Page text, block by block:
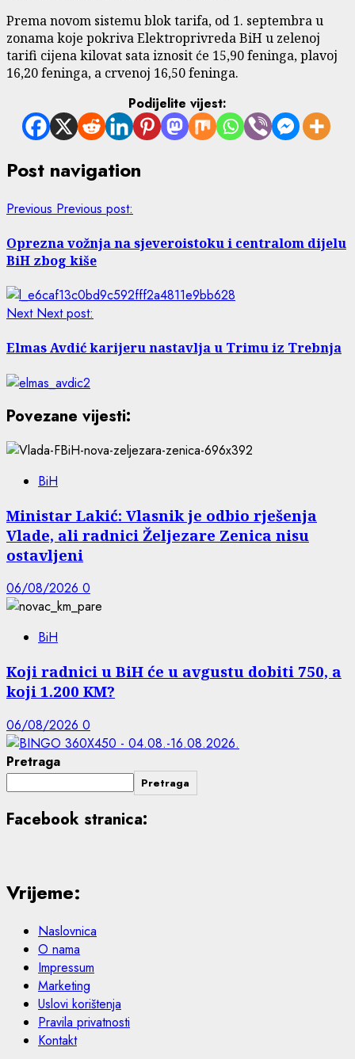
Prema novom sistemu blok tarifa, od 1. septembra u
zonama koje pokriva Elektroprivreda BiH u zelenoj
tarifi cijena kilovat sata iznosit će 15,90 feninga, plavoj
16,20 feninga, a crvenoj 16,50 feninga.
Podijelite vijest:
Post navigation
Previous Previous post:
Oprezna vožnja na sjeveroistoku i centralom dijelu
BiH zbog kiše
Next Next post:
Elmas Avdić karijeru nastavlja u Trimu iz Trebnja
Povezane vijesti:
BiH
Ministar Lakić: Vlasnik je odbio rješenja
Vlade, ali radnici Željezare Zenica nisu
ostavljeni
06/08/2026 0
BiH
Koji radnici u BiH će u avgustu dobiti 750, a
koji 1.200 KM?
06/08/2026 0
Pretraga
Pretraga
Facebook stranica:
Vrijeme:
Naslovnica
O nama
Impressum
Marketing
Uslovi korištenja
Pravila privatnosti
Kontakt